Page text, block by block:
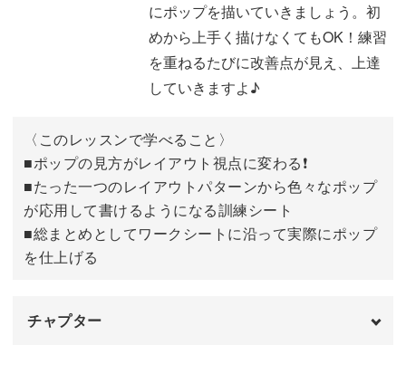
07:44
09:10
ビールの描き方
オムライスの描き方 14:54
女の子を描く 17:41
おわりに 46:09
にポップを描いていきましょう。初
めから上手く描けなくてもOK！練習
を重ねるたびに改善点が見え、上達
していきますよ♪
〈このレッスンで学べること〉
■ポップの見方がレイアウト視点に変わる❗️
■たった一つのレイアウトパターンから色々なポップ
が応用して書けるようになる訓練シート
■総まとめとしてワークシートに沿って実際にポップ
を仕上げる
チャプター